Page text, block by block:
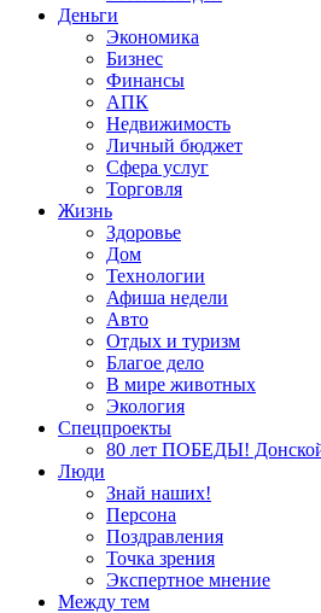
Деньги
Экономика
Бизнес
Финансы
АПК
Недвижимость
Личный бюджет
Сфера услуг
Торговля
Жизнь
Здоровье
Дом
Технологии
Афиша недели
Авто
Отдых и туризм
Благое дело
В мире животных
Экология
Спецпроекты
80 лет ПОБЕДЫ!
Люди
Знай наших!
Персона
Поздравления
Точка зрения
Экспертное мнение
Между тем